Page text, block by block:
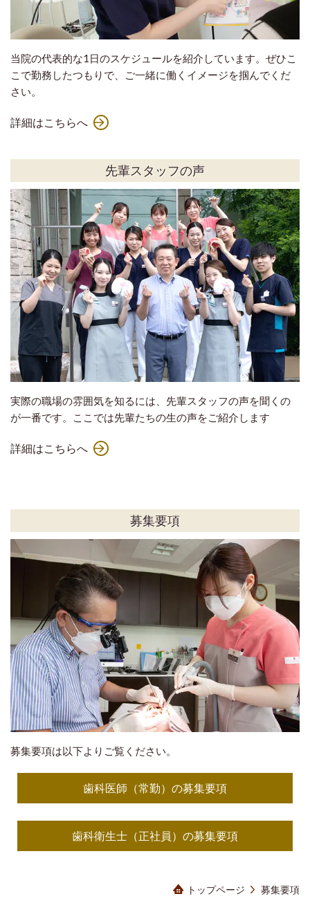
当院の代表的な1日のスケジュールを紹介しています。ぜひこ
こで勤務したつもりで、ご一緒に働くイメージを掴んでくだ
さい。
詳細はこちらへ
先輩スタッフの声
実際の職場の雰囲気を知るには、先輩スタッフの声を聞くの
が一番です。ここでは先輩たちの生の声をご紹介します
詳細はこちらへ
募集要項
募集要項は以下よりご覧ください。
歯科医師（常勤）の募集要項
歯科衛生士（正社員）の募集要項
トップページ 募集要項